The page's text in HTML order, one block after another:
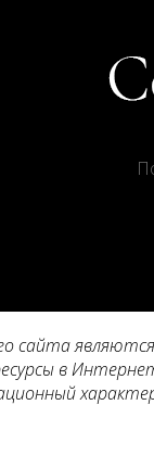
сайта
в